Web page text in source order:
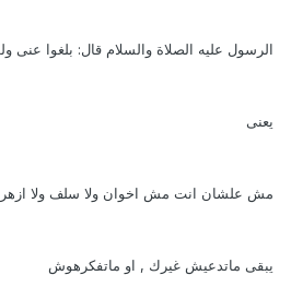
الرسول عليه الصلاة والسلام قال: بلغوا عنى
يعنى
مش علشان انت مش اخوان ولا سلف ولا ازهرى
يبقى ماتدعيش غيرك , او ماتفكرهوش